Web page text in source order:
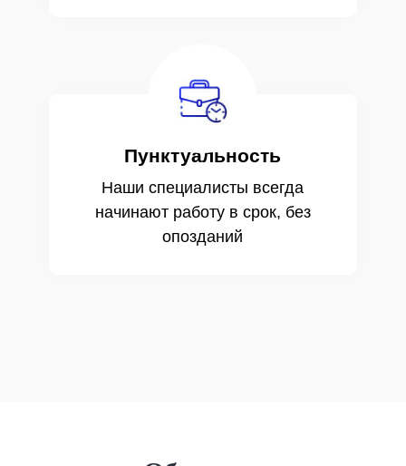
Наши специалисты всегда
начинают работу в срок, без
опозданий
Пунктуальность